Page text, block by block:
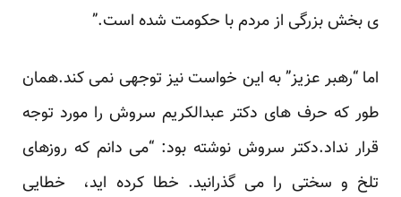
ی بخش بزرگی از مردم با حکومت شده است.”
اما “رهبر عزیز” به این خواست نیز توجهی نمی کند.همان
طور که حرف های دکتر عبدالکریم سروش را مورد توجه
قرار نداد.دکتر سروش نوشته بود: “می دانم که روزهای
تلخ و سختی را می گذرانید. خطا کرده اید، خطایی